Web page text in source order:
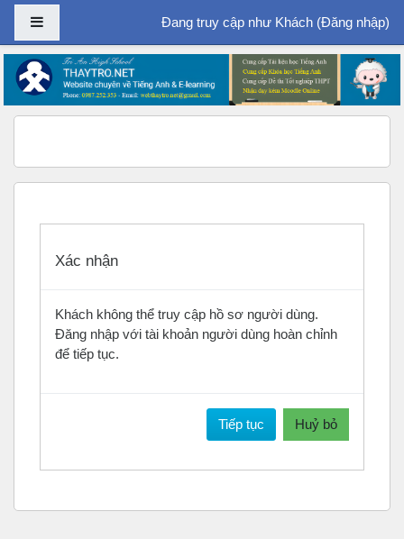
Chuyển tới nội dung chính
Bảng điều khiển cạnhĐang truy cập như Khách (Đăng nhập)
Xác nhận
Khách không thể truy cập hồ sơ người dùng.
Đăng nhập với tài khoản người dùng hoàn chỉnh
để tiếp tục.
Tiếp tục Huỷ bỏ